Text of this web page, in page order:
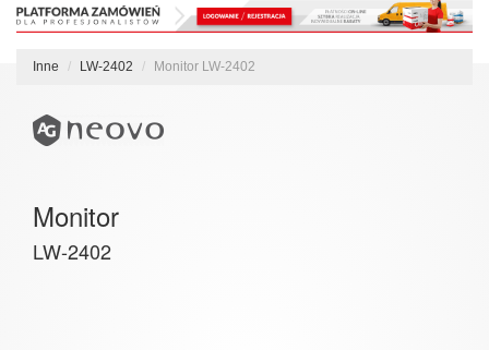
Inne LW-2402 Monitor LW-2402
Monitor
LW-2402